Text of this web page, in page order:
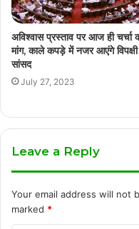
अविश्वास प्रस्ताव पर आज ही चर्चा
मांग, काले कपड़े में नजर आएंगे विपक्षी
सांसद
July 27, 2023
Leave a Reply
Your email address will not
marked *